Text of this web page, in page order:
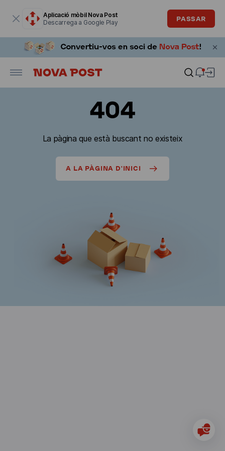
Aplicació mòbil Nova Post
Descarrega a Google Play
PASSAR
404
La pàgina que està buscant no existeix
A LA PÀGINA D'INICI